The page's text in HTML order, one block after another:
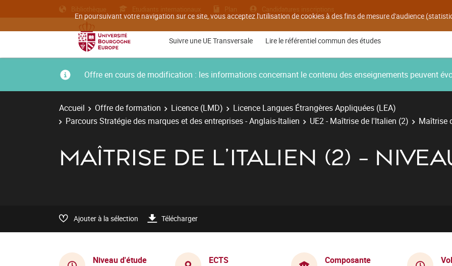
En poursuivant votre navigation sur ce site, vous acceptez l'utilisation de cookies à des fins de mesure d'audience
Bibliothèque Etudiants internationaux Plan Candidatures inscriptions
Suivre une UE Transversale Lire le référentiel commun des études
Offre en cours de modification : les informations concernant le contenu des enseignements peuvent
Accueil Offre de formation Licence (LMD)
Licence Langues Étrangères Appliquées (LEA)
Parcours Stratégie des marques et des entreprises - Anglais-Italien
UE2 - Maîtrise de l'Italien (2) Maîtrise
MAÎTRISE DE L'ITALIEN (2) -
Ajouter à la sélection Télécharger
Niveau d'étude ECTS Composante